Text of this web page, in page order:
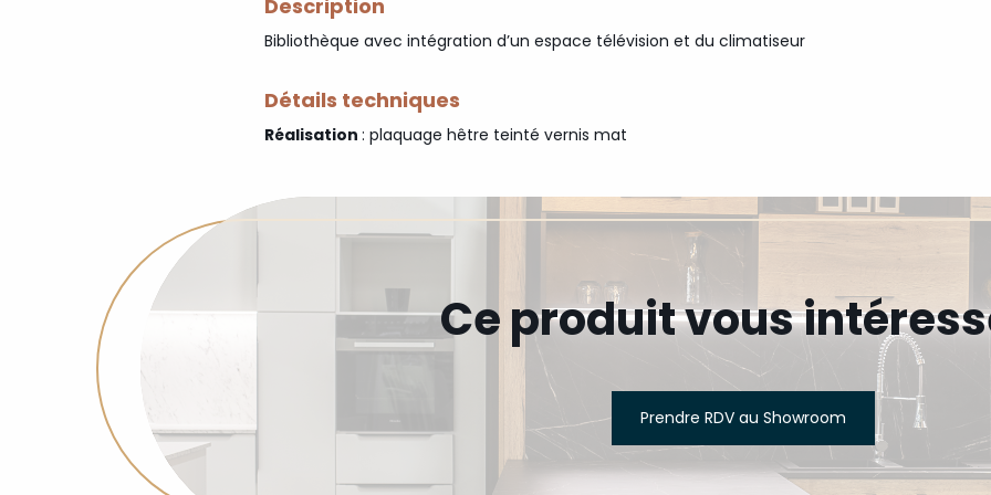
Description
Bibliothèque avec intégration d’un espace télévision et du climatiseur
Détails techniques
Réalisation : plaquage hêtre teinté vernis mat
Ce produit vous
Prendre RDV au Showroom